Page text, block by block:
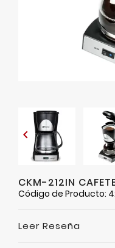

CKM-212IN
Código de Producto:
Leer Reseña